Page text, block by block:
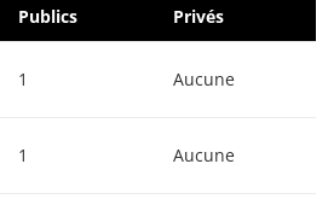
Publics Privés
1 Aucune
1 Aucune